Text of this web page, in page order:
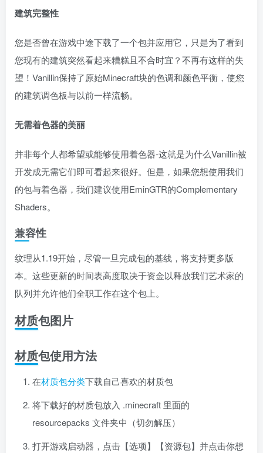
建筑完整性
您是否曾在游戏中途下载了一个包并应用它，只是为了看到
您现有的建筑突然看起来糟糕且不合时宜？不再有这样的失
望！Vanillin保持了原始Minecraft块的色调和颜色平衡，使您
的建筑调色板与以前一样流畅。
无需着色器的美丽
并非每个人都希望或能够使用着色器-这就是为什么Vanillin被
开发成无需它们即可看起来很好。但是，如果您想使用我们
的包与着色器，我们建议使用EminGTR的Complementary
Shaders。
兼容性
纹理从1.19开始，尽管一旦完成包的基线，将支持更多版
本。这些更新的时间表高度取决于资金以释放我们艺术家的
队列并允许他们全职工作在这个包上。
材质包图片
材质包使用方法
在材质包分类下载自己喜欢的材质包
将下载好的材质包放入 .minecraft 里面的
resourcepacks 文件夹中（切勿解压）
打开游戏启动器，点击【选项】【资源包】并点击你想